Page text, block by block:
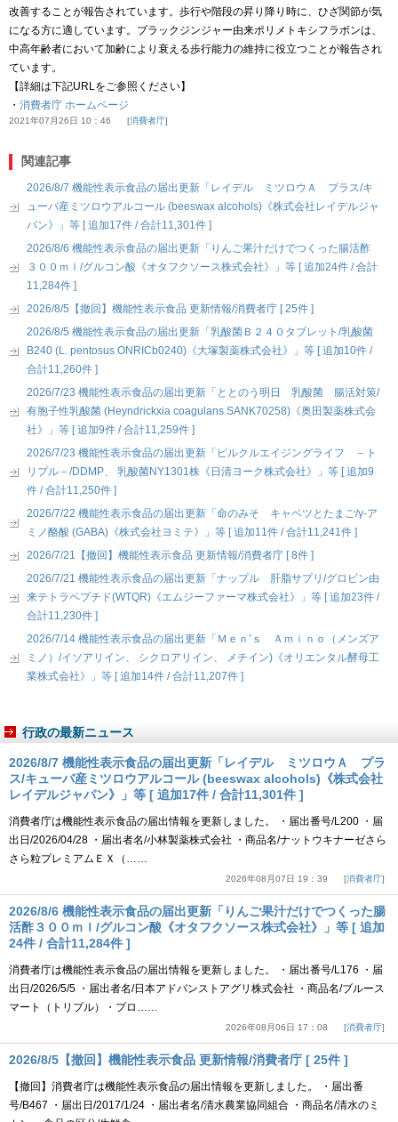
改善することが報告されています。歩行や階段の昇り降り時に、ひざ関節が気
になる方に適しています。ブラックジンジャー由来ポリメトキシフラボンは、
中高年齢者において加齢により衰える歩行能力の維持に役立つことが報告され
ています。
【詳細は下記URLをご参照ください】
・ 消費者庁 ホームページ
2021年07月26日 10：46 消費者庁
関連記事
2026/8/7 機能性表示食品の届出更新「レイデル ミツロウＡ プラス/キ
ューバ産ミツロウアルコール (beeswax alcohols)《株式会社レイデルジャ
パン》」等 [ 追加17件 / 合計11,301件 ]
2026/8/6 機能性表示食品の届出更新「りんご果汁だけでつくった腸活酢
３００ｍｌ/グルコン酸《オタフクソース株式会社》」等 [ 追加24件 / 合計
11,284件 ]
2026/8/5【撤回】機能性表示食品 更新情報/消費者庁 [ 25件 ]
2026/8/5 機能性表示食品の届出更新「乳酸菌Ｂ２４０タブレット/乳酸菌
B240 (L. pentosus ONRICb0240)《大塚製薬株式会社》」等 [ 追加10件 /
合計11,260件 ]
2026/7/23 機能性表示食品の届出更新「ととのう明日 乳酸菌 腸活対策/
有胞子性乳酸菌 (Heyndrickxia coagulans SANK70258)《奥田製薬株式会
社》」等 [ 追加9件 / 合計11,259件 ]
2026/7/23 機能性表示食品の届出更新「ピルクルエイジングライフ －ト
リプル－/DDMP、 乳酸菌NY1301株《日清ヨーク株式会社》」等 [ 追加9
件 / 合計11,250件 ]
2026/7/22 機能性表示食品の届出更新「命のみそ キャベツとたまご/γ-ア
ミノ酪酸 (GABA)《株式会社ヨミテ》」等 [ 追加11件 / 合計11,241件 ]
2026/7/21【撤回】機能性表示食品 更新情報/消費者庁 [ 8件 ]
2026/7/21 機能性表示食品の届出更新「ナップル 肝脂サプリ/グロビン由
来テトラペプチド(WTQR)《エムジーファーマ株式会社》」等 [ 追加23件 /
合計11,230件 ]
2026/7/14 機能性表示食品の届出更新「Ｍｅｎ’ｓ Ａｍｉｎｏ（メンズア
ミノ）/イソアリイン、 シクロアリイン、 メチイン)《オリエンタル酵母工
業株式会社》」等 [ 追加14件 / 合計11,207件 ]
行政の最新ニュース
2026/8/7 機能性表示食品の届出更新「レイデル ミツロウＡ プラ
ス/キューバ産ミツロウアルコール (beeswax alcohols)《株式会社
レイデルジャパン》」等 [ 追加17件 / 合計11,301件 ]
消費者庁は機能性表示食品の届出情報を更新しました。 ・届出番号/L200 ・届
出日/2026/04/28 ・届出者名/小林製薬株式会社 ・商品名/ナットウキナーゼさら
さら粒プレミアムＥＸ（……
2026年08月07日 19：39 消費者庁
2026/8/6 機能性表示食品の届出更新「りんご果汁だけでつくった腸
活酢３００ｍｌ/グルコン酸《オタフクソース株式会社》」等 [ 追加
24件 / 合計11,284件 ]
消費者庁は機能性表示食品の届出情報を更新しました。 ・届出番号/L176 ・届
出日/2026/5/5 ・届出者名/日本アドバンストアグリ株式会社 ・商品名/ブルース
マート（トリプル）・プロ……
2026年08月06日 17：08 消費者庁
2026/8/5【撤回】機能性表示食品 更新情報/消費者庁 [ 25件 ]
【撤回】消費者庁は機能性表示食品の届出情報を更新しました。 ・届出番
号/B467 ・届出日/2017/1/24 ・届出者名/清水農業協同組合 ・商品名/清水のミ